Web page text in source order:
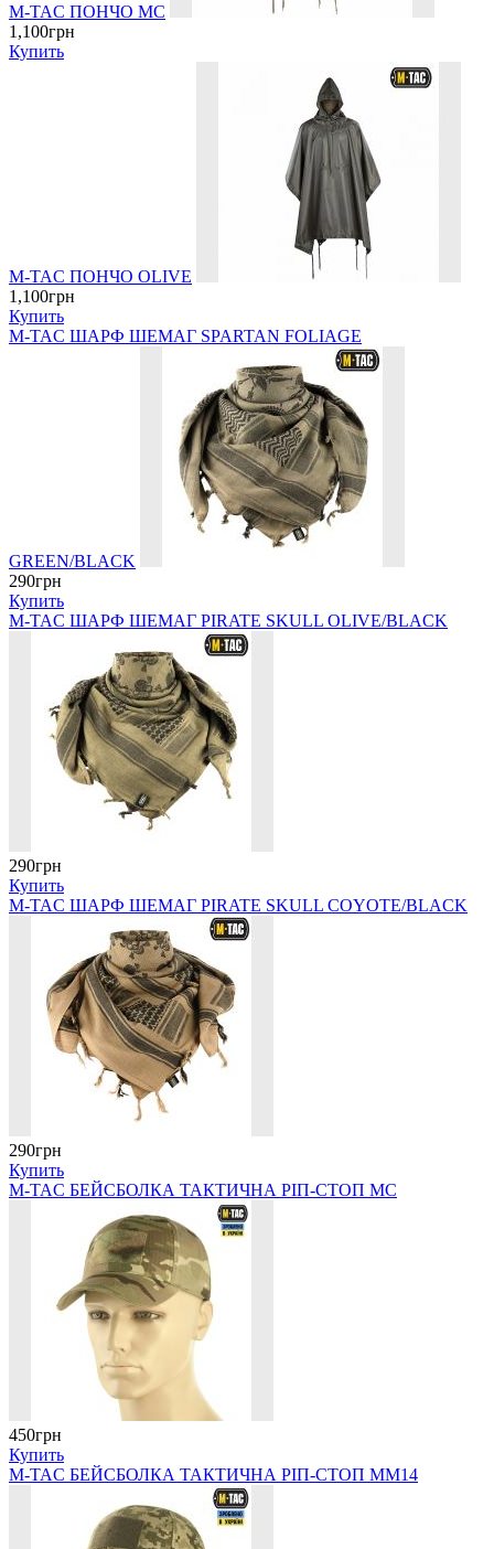
M-TAC ПОНЧО MC
1,100грн
Купить
M-TAC ПОНЧО OLIVE
1,100грн
Купить
M-TAC ШАРФ ШЕМАГ SPARTAN FOLIAGE
GREEN/BLACK
290грн
Купить
M-TAC ШАРФ ШЕМАГ PIRATE SKULL OLIVE/BLACK
290грн
Купить
M-TAC ШАРФ ШЕМАГ PIRATE SKULL COYOTE/BLACK
290грн
Купить
M-TAC БЕЙСБОЛКА ТАКТИЧНА РІП-СТОП MC
450грн
Купить
M-TAC БЕЙСБОЛКА ТАКТИЧНА РІП-СТОП ММ14